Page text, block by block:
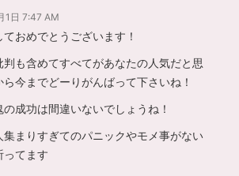
1日 7:47 AM
ておめでとうございます！
判も含めてすべてがあなたの人気だと思
ら今までどーりがんばって下さいね！
の成功は間違いないでしょうね！
集まりすぎてのパニックやモメ事がない
ってます